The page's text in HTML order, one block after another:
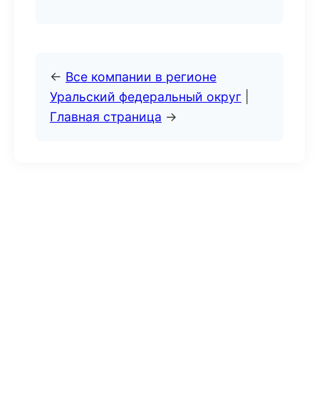
← Все компании в регионе
Уральский федеральный округ
Главная страница →